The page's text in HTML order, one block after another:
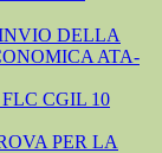
DELLA
ATA-
FLC CGIL 10
PER LA